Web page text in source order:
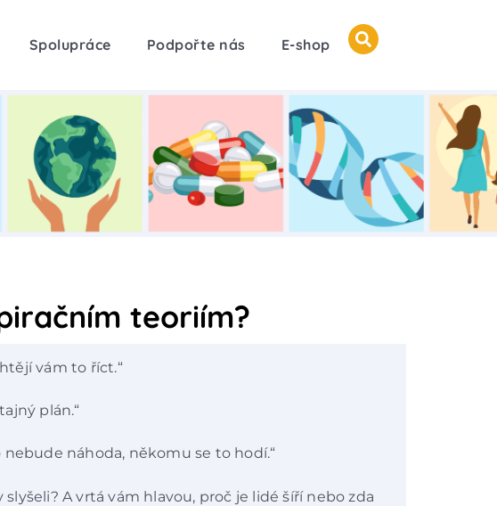
Spolupráce Podpořte nás E-shop
teoriím?
vám to říct.“
plán.“
nebude náhoda, někomu se to hodí.“
A vrtá vám hlavou, proč je lidé šíří nebo zda